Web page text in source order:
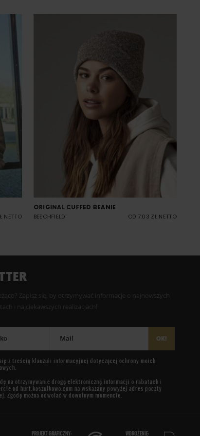
NETTO
ORIGINAL CUFFED BEANIE
BEECHFIELD OD 7.03 ZŁ NETTO
Zapisz się, by otrzymywać informacje o najnowszych
i najciekawszych realizacjach!
Mail OK!
z treścią klauzuli informacyjnej dotyczącej ochrony moich
na otrzymywanie drogą elektroniczną informacji o rabatach i
od hurt.koszulkowo.com na wskazany powyżej adres poczty
Zgodę można odwołać w dowolnym momencie.
PROJEKT GRAFICZNY: WDROŻENIE: